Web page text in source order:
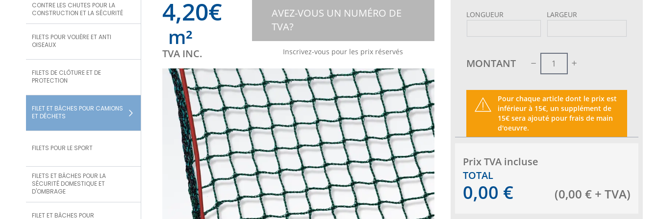
CONTRE LES CHUTES POUR LA
CONSTRUCTION ET LA SÉCURITÉ
FILETS POUR VOLIÈRE ET ANTI
OISEAUX
FILETS DE CLÔTURE ET DE
PROTECTION
FILET ET BÂCHES POUR CAMIONS
ET DÉCHETS
FILETS POUR LE SPORT
FILETS ET BÂCHES POUR LA
SÉCURITÉ DOMESTIQUE ET
D'OMBRAGE
FILET ET BÂCHES POUR
4,20€
m²
TVA INC.
AVEZ-VOUS UN NUMÉRO DE
TVA?
Inscrivez-vous pour les prix réservés
LONGUEUR LARGEUR
MONTANT
Pour chaque article dont le prix est
inférieur à 15€, un supplément de
15€ sera ajouté pour frais de main
d'oeuvre.
Prix ​​TVA incluse
TOTAL
0,00 € (0,00 € + TVA)